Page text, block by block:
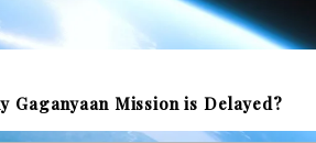
Gaganyaan Mission is Delayed?